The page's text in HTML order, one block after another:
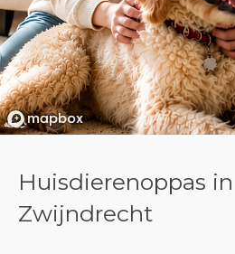
Huisdierenoppas in
Zwijndrecht